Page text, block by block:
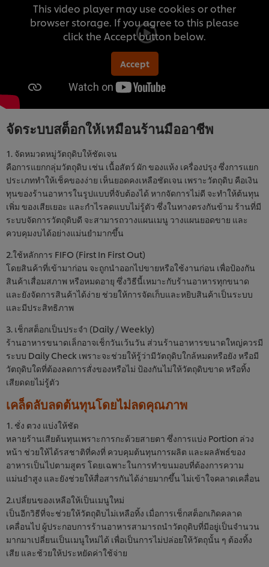
This video player may use cookies or other
browser storage. If you agree to this please
click the Accept button below.
Accept
จัดระบบสต็อกให้เหมือนร้านมืออาชีพ
1. จัดหมวดหมู่วัตถุดิบให้ชัดเจน
คือการแยกกลุ่มวัตถุดิบ เช่น เนื้อสัตว์ ผัก ของแห้ง เครื่องปรุง ซึ่งการแยก
ประเภททำให้เช็คของง่าย เห็นยอดคงเหลือชัดเจน เพราะวัตถุดิบ คือเงิน
ทุนของร้านอาหารในรูปแบบที่จับต้องได้ หากจัดการไม่ดี จะทำให้ต้นทุน
เพิ่ม ของเสียเยอะ และกำไรลดแบบไม่รู้ตัว ซึ่งในทางตรงกันข้าม ร้านที่มี
ระบบจัดการวัตถุดิบดี จะสามารถวางแผนเมนู วางแผนยอดขาย และ
ควบคุมงบได้อย่างแม่นยำมากขึ้น
2.ใช้หลักการ FIFO (First In First Out)
โดยสินค้าที่เข้ามาก่อน จะถูกนำออกไปขายหรือใช้งานก่อน เพื่อป้องกัน
สินค้าเสื่อมสภาพ หรือหมดอายุ ซึ่งวิธีนี้เหมาะกับร้านอาหารทุกขนาด
และยังจัดการสินค้าได้ง่าย ช่วยให้การจัดเก็บและหยิบสินค้าเป็นระบบ
และมีประสิทธิภาพ
3. เช็กสต็อกเป็นประจำ (Daily / Weekly)
ร้านอาหารขนาดเล็กอาจเช็กวันเว้นวัน ส่วนร้านอาหารขนาดใหญ่ควรมี
ระบบ Daily Check เพราะจะช่วยให้รู้ว่ามีวัตถุดิบใกล้หมดหรือยัง หรือมี
วัตถุดิบใดที่ต้องลดการสั่งของหรือไม่ ป้องกันไม่ให้วัตถุดิบขาด หรือทิ้ง
เสียดดยไม่รู้ตัว
เคล็ดลับลดต้นทุนโดยไม่ลดคุณภาพ
1. ชั่ง ตวง แบ่งให้ชัด
หลายร้านเสียต้นทุนเพราะการกะด้วยสายตา ซึ่งการแบ่ง Portion ล่วง
หน้า ช่วยให้ได้รสชาติที่คงที่ ควบคุมต้นทุนการผลิต และผลลัพธ์ของ
อาหารเป็นไปตามสูตร โดยเฉพาะในการทำขนมอบที่ต้องการความ
แม่นยำสูง และยังช่วยให้สื่อสารกันได้ง่ายมากขึ้น ไม่เข้าใจคลาดเคลื่อน
2.เปลี่ยนของเหลือให้เป็นเมนูใหม่
เป็นอีกวิธีที่จะช่วยให้วัตถุดิบไม่เหลือทิ้ง เมื่อการเช็กสต็อกเกิดคลาด
เคลื่อนไป ผู้ประกอบการร้านอาหารสามารถนำวัตถุดิบที่มีอยู่เป็นจำนวน
มากมาเปลี่ยนเป็นเมนูใหม่ได้ เพื่อเป็นการไม่ปล่อยให้วัตถุนั้น ๆ ต้องทิ้ง
เสีย และช้วยให้ประหยัดค่าใช้จ่าย